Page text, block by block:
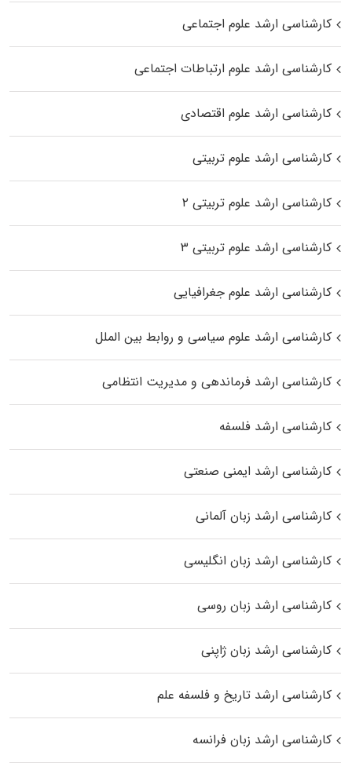
کارشناسی ارشد علوم اجتماعی
کارشناسی ارشد علوم ارتباطات اجتماعی
کارشناسی ارشد علوم اقتصادی
کارشناسی ارشد علوم تربیتی
کارشناسی ارشد علوم تربیتی ۲
کارشناسی ارشد علوم تربیتی ۳
کارشناسی ارشد علوم جغرافیایی
کارشناسی ارشد علوم سیاسی و روابط بین الملل
کارشناسی ارشد فرماندهی و مدیریت انتظامی
کارشناسی ارشد فلسفه
کارشناسی ارشد ایمنی صنعتی
کارشناسی ارشد زبان آلمانی
کارشناسی ارشد زبان انگلیسی
کارشناسی ارشد زبان روسی
کارشناسی ارشد زبان ژاپنی
کارشناسی ارشد تاریخ و فلسفه علم
کارشناسی ارشد زبان فرانسه